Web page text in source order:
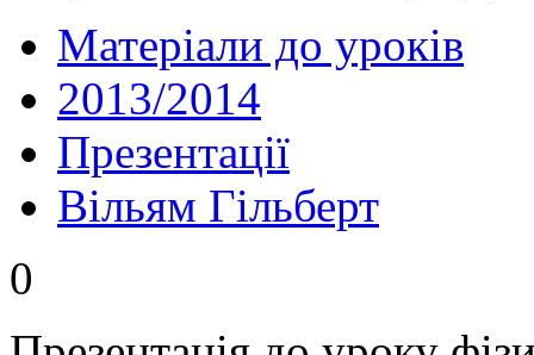
Матеріали до уроків
2013/2014
Презентації
Вільям Гільберт
0